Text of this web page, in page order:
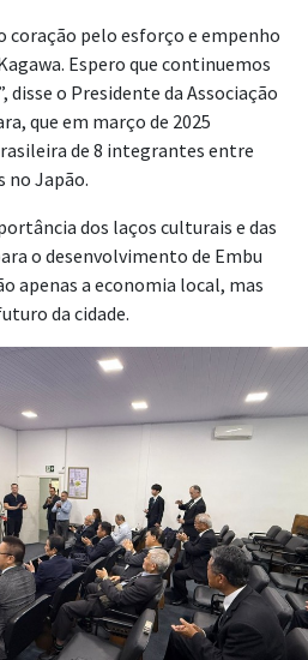
coração pelo esforço e empenho
Espero que continuemos
disse o Presidente da Associação
que em março de 2025
de 8 integrantes entre
no Japão.
dos laços culturais e das
o desenvolvimento de Embu
apenas a economia local, mas
da cidade.